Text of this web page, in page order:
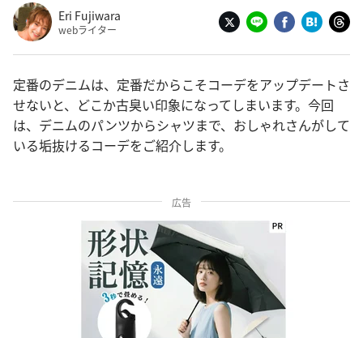
Eri Fujiwara
webライター
定番のデニムは、定番だからこそコーデをアップデートさ
せないと、どこか古臭い印象になってしまいます。今回
は、デニムのパンツからシャツまで、おしゃれさんがして
いる垢抜けるコーデをご紹介します。
広告